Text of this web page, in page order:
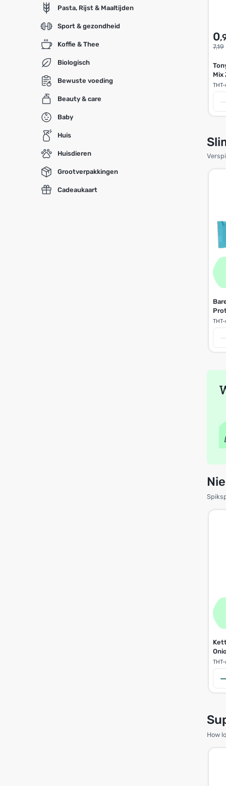
Pasta, Rijst & Maaltijden
Sport & gezondheid
Koffie & Thee
Biologisch
Bewuste voeding
Beauty & care
Baby
Huis
Huisdieren
Grootverpakkingen
Cadeaukaart
0
7,19
Mix
How